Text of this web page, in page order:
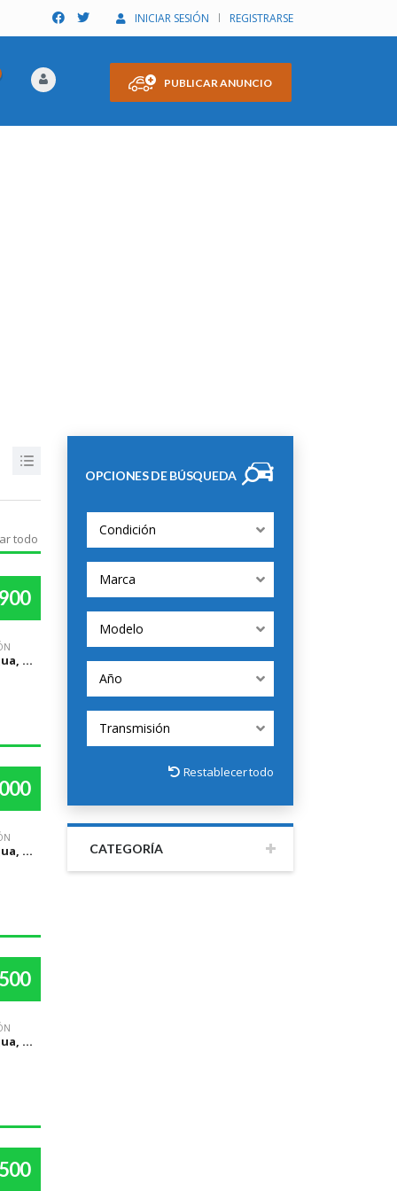
INICIAR SESIÓN REGISTRARSE
PUBLICAR ANUNCIO
OPCIONES DE BÚSQUEDA
Condición
Marca
Modelo
Año
Transmisión
Restablecer todo
CATEGORÍA
todo
Managua, Managua
Managua, Managua
Managua, Managua